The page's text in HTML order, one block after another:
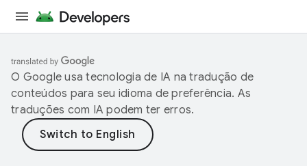
O Google usa tecnologia de IA na tradução de
conteúdos para seu idioma de preferência. As
traduções com IA podem ter erros.